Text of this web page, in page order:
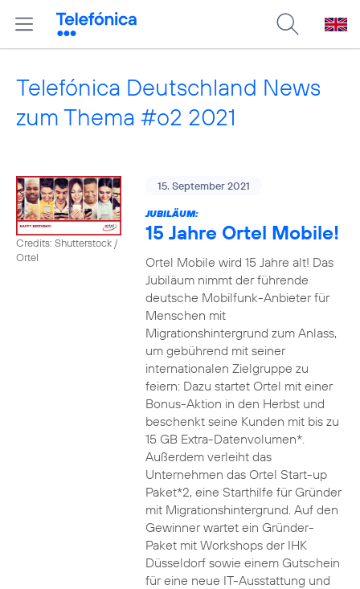
Telefónica Deutschland News
zum Thema #o2 2021
Credits: Shutterstock /
Ortel
15. September 2021
JUBILÄUM:
15 Jahre Ortel Mobile!
Ortel Mobile wird 15 Jahre alt! Das
Jubiläum nimmt der führende
deutsche Mobilfunk-Anbieter für
Menschen mit
Migrationshintergrund zum Anlass,
um gebührend mit seiner
internationalen Zielgruppe zu
feiern: Dazu startet Ortel mit einer
Bonus-Aktion in den Herbst und
beschenkt seine Kunden mit bis zu
15 GB Extra-Datenvolumen*.
Außerdem verleiht das
Unternehmen das Ortel Start-up
Paket*2, eine Starthilfe für Gründer
mit Migrationshintergrund. Auf den
Gewinner wartet ein Gründer-
Paket mit Workshops der IHK
Düsseldorf sowie einem Gutschein
für eine neue IT-Ausstattung und